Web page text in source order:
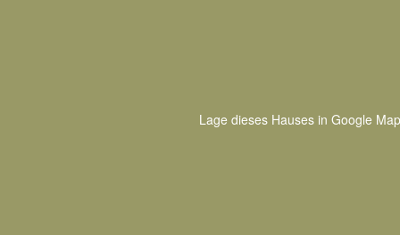
Lage dieses Hauses in Google